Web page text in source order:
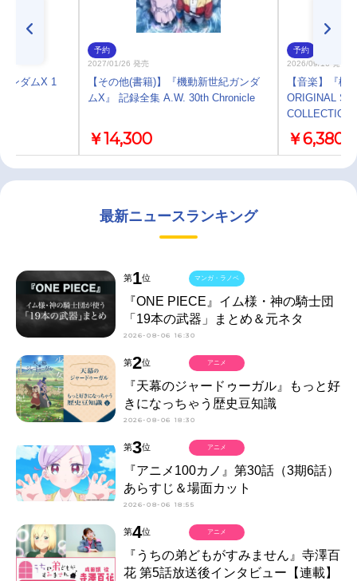
ンダムX 1
予約
2027/01/26 発売
【その他(書籍)】『機動新世紀ガンダ
ムX』 記録全集 A.W. 30th Chronicle
￥14,300
予約
2026/09/16 発売
【音楽】『機
ORIGINAL
COLLECTION
￥6,380
最新ニュースランキング
第1位
『ONE PIECE』イム様・神の騎士団
「19本の武器」まとめ＆元ネタ
2026-08-06 16:30
マンガ・ラノベ
第2位
『天幕のジャードゥーガル』もっと好
きになっちゃう歴史豆知識
2026-08-06 18:30
アニメ
第3位
『アニメ100カノ』第30話（3期6話）
あらすじ＆場面カット
2026-08-06 18:55
アニメ
第4位
『うちの弟どもがすみません』寺澤百
花 第5話放送後インタビュー【連載】
アニメ